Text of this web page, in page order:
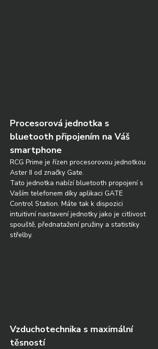
Procesorová jednotka s
bluetooth připojením na Váš
smartphone
RCG Prime je řízen procesorovou jednotkou
Aster II od značky Gate.
Tato jednotka nabízí bluetooth propojení s
Vaším telefonem díky aplikaci GATE
Control Station. Máte tak k dispozici
intuitivní nastavení jednotky jako je citlivost
spouště, přednatažení pružiny a statistiky
střelby.
Vzduchotechnika s maximální
těsností